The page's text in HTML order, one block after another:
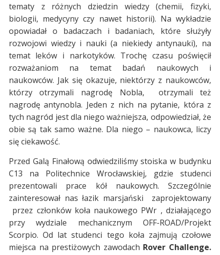
tematy z różnych dziedzin wiedzy (chemii, fizyki,
biologii, medycyny czy nawet historii). Na wykładzie
opowiadał o badaczach i badaniach, które służyły
rozwojowi wiedzy i nauki (a niekiedy antynauki), na
temat leków i narkotyków. Trochę czasu poświęcił
rozważaniom na temat badań naukowych i
naukowców. Jak się okazuje, niektórzy z naukowców,
którzy otrzymali nagrodę Nobla, otrzymali też
nagrodę antynobla. Jeden z nich na pytanie, która z
tych nagród jest dla niego ważniejsza, odpowiedział, że
obie są tak samo ważne. Dla niego – naukowca, liczy
się ciekawość.
Przed Galą Finałową odwiedziliśmy stoiska w budynku
C13 na Politechnice Wrocławskiej, gdzie studenci
prezentowali prace kół naukowych. Szczególnie
zainteresował nas łazik marsjański zaprojektowany
przez członków koła naukowego PWr , działającego
przy wydziale mechanicznym OFF-ROAD/Projekt
Scorpio. Od lat studenci tego koła zajmują czołowe
miejsca na prestiżowych zawodach Rover Challenge.